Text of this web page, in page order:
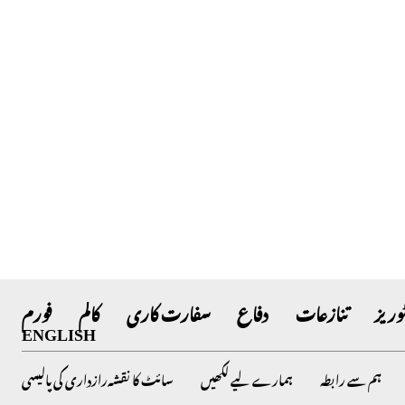
تنازعات دفاع سفارت کاری کالم فورم
ENGLISH
ہم سے رابطہ ہمارے لیے لکھیں سائٹ کا نقشہرازداری کی پالیسی